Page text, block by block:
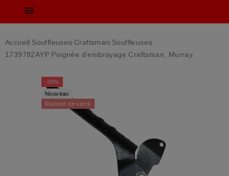

Accueil Souffleuses Craftsman Souffleuses
1739782AYP Poignée d’embrayage Craftsman, Murray
-30%
Nouveau
Rupture de stock